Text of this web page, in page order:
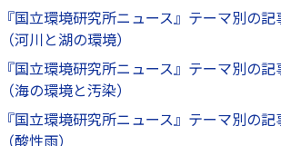
『国立環境研究所ニュース』テーマ別の
（河川と湖の環境）
『国立環境研究所ニュース』テーマ別の
（海の環境と汚染）
『国立環境研究所ニュース』テーマ別の
（酸性雨）